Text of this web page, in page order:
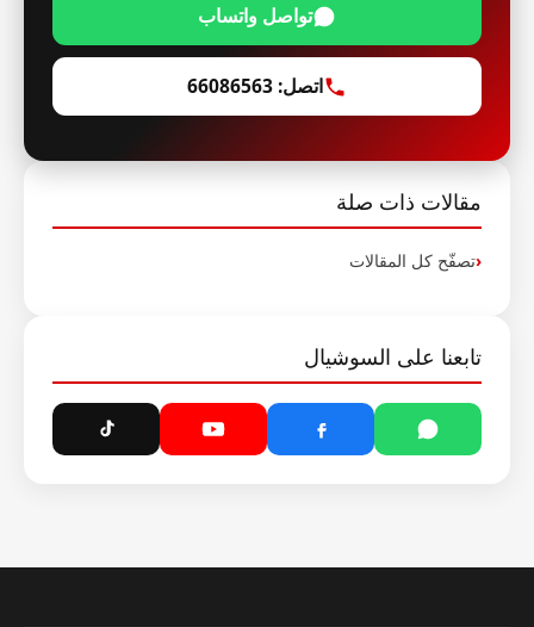
تواصل واتساب
اتصل: 66086563
مقالات ذات صلة
تصفّح كل المقالات
تابعنا على السوشيال